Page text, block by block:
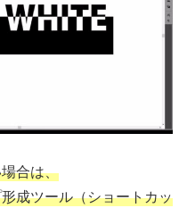
合は、
成ツール（ショートカッ